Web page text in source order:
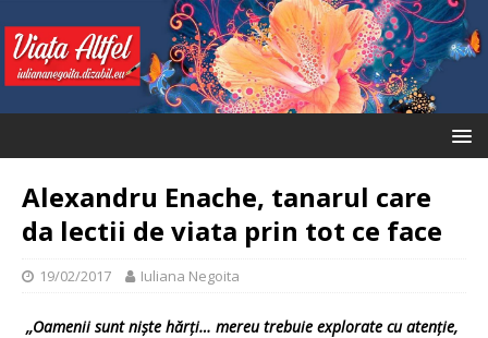
Alexandru Enache, tanarul care
da lectii de viata prin tot ce face
19/02/2017 Iuliana Negoita
,,Oamenii sunt nişte hărţi… mereu trebuie explorate cu atenţie,